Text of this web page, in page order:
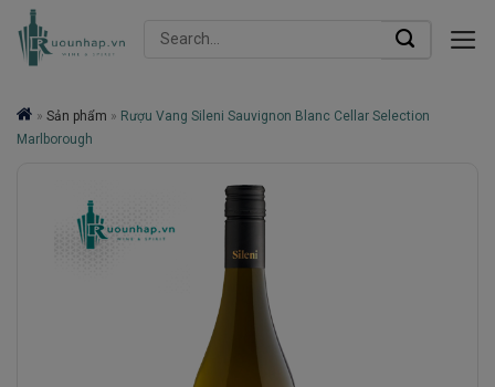
Skip
Search
» Sản phẩm » Rượu Vang Sileni Sauvignon Blanc Cellar Selection
Marlborough